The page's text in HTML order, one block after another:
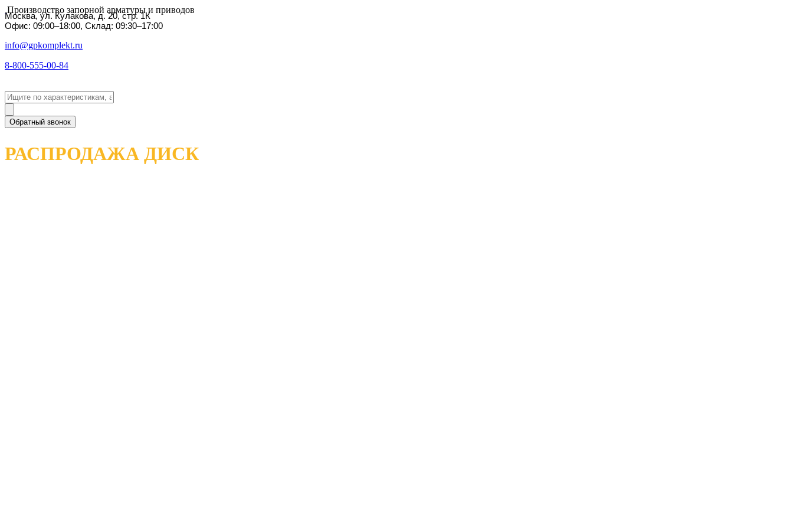
Производство запорной арматуры и приводов
Москва, ул. Кулакова, д. 20, стр. 1К
Офис: 09:00–18:00, Склад: 09:30–17:00
info@gpkomplekt.ru
8-800-555-00-84
Обратный звонок
РАСПРОДАЖА ДИСК